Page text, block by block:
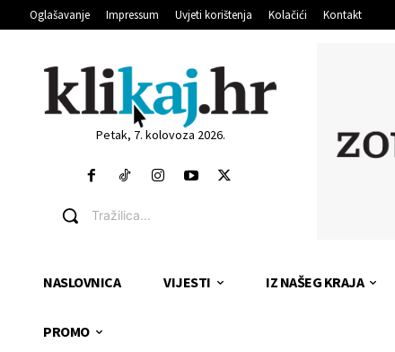
Oglašavanje Impressum Uvjeti korištenja Kolačići Kontakt
Petak, 7. kolovoza 2026.
Tražilica...
NASLOVNICA VIJESTI IZ NAŠEG KRAJA
PROMO